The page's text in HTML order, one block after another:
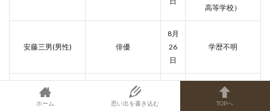
高等学校）
安藤三男(男性) 俳優
8月
26
日
学歴不明
下村脩(男性) 生物学者
旧制長崎医科大学
附属薬学専門部
ホーム 思い出を書き込む TOPへ